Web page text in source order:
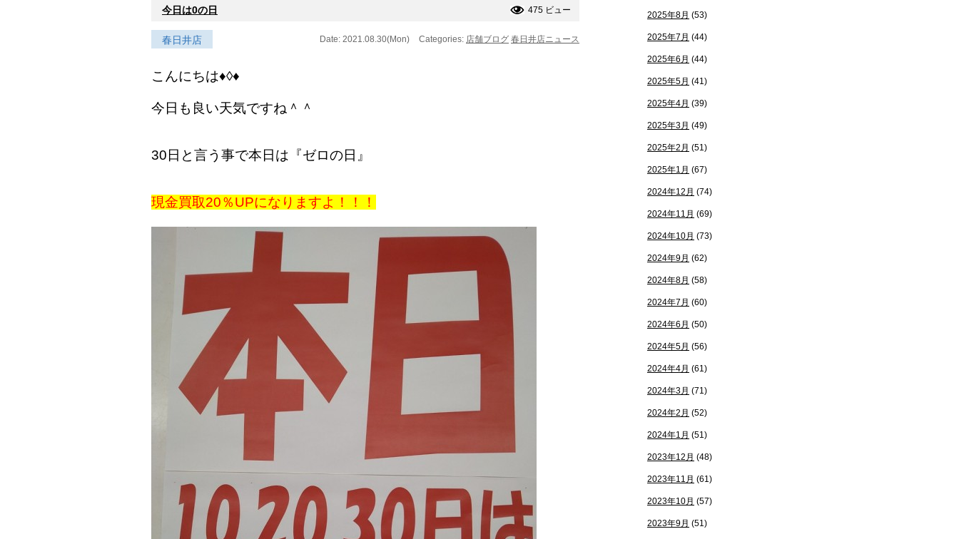
今日は0の日 475 ビュー
春日井店 Date: 2021.08.30(Mon) Categories: 店舗ブログ 春日井店ニュース
こんにちは♦◊♦
今日も良い天気ですね＾＾
30日と言う事で本日は『ゼロの日』
現金買取20％UPになりますよ！！！
2025年8月 (53)
2025年7月 (44)
2025年6月 (44)
2025年5月 (41)
2025年4月 (39)
2025年3月 (49)
2025年2月 (51)
2025年1月 (67)
2024年12月 (74)
2024年11月 (69)
2024年10月 (73)
2024年9月 (62)
2024年8月 (58)
2024年7月 (60)
2024年6月 (50)
2024年5月 (56)
2024年4月 (61)
2024年3月 (71)
2024年2月 (52)
2024年1月 (51)
2023年12月 (48)
2023年11月 (61)
2023年10月 (57)
2023年9月 (51)